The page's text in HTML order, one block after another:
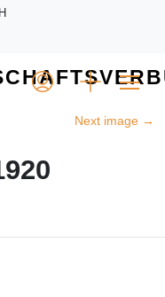
Next image →